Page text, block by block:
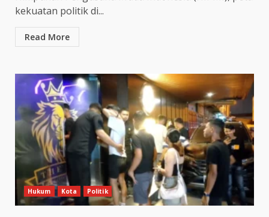
kekuatan politik di...
Read More
Hukum Kota Politik